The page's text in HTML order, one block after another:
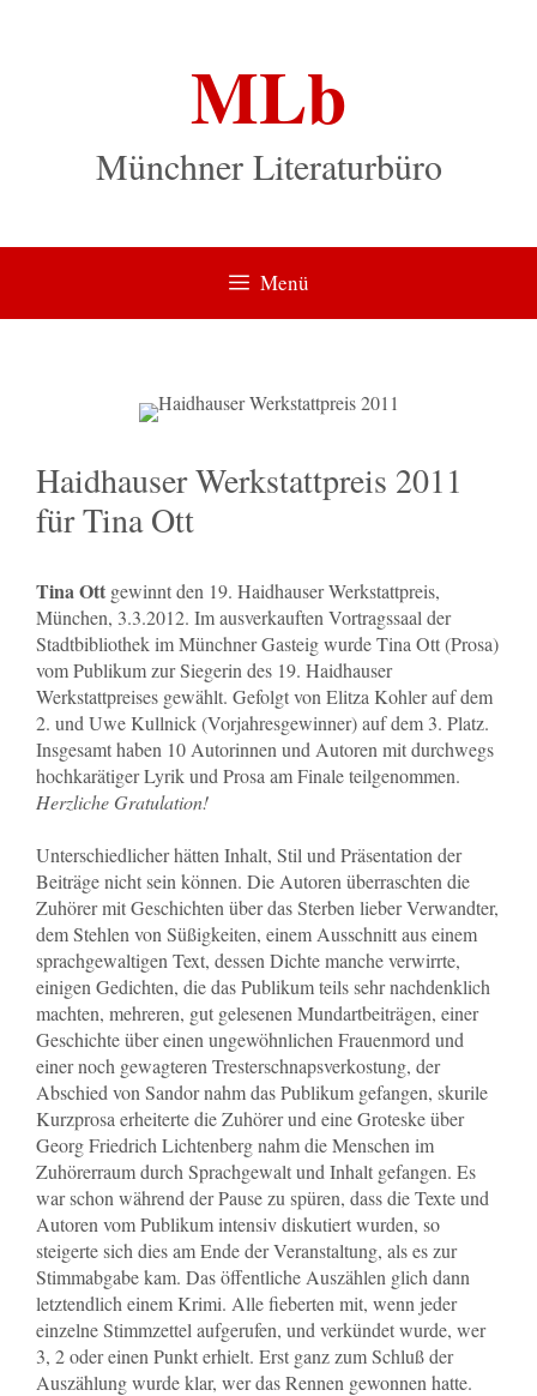
MLb
Münchner Literaturbüro
Menü
Haidhauser Werkstattpreis 2011
für Tina Ott
Tina Ott gewinnt den 19. Haidhauser Werkstattpreis,
München, 3.3.2012. Im ausverkauften Vortragssaal der
Stadtbibliothek im Münchner Gasteig wurde Tina Ott (Prosa)
vom Publikum zur Siegerin des 19. Haidhauser
Werkstattpreises gewählt. Gefolgt von Elitza Kohler auf dem
2. und Uwe Kullnick (Vorjahresgewinner) auf dem 3. Platz.
Insgesamt haben 10 Autorinnen und Autoren mit durchwegs
hochkarätiger Lyrik und Prosa am Finale teilgenommen.
Herzliche Gratulation!
Unterschiedlicher hätten Inhalt, Stil und Präsentation der
Beiträge nicht sein können. Die Autoren überraschten die
Zuhörer mit Geschichten über das Sterben lieber Verwandter,
dem Stehlen von Süßigkeiten, einem Ausschnitt aus einem
sprachgewaltigen Text, dessen Dichte manche verwirrte,
einigen Gedichten, die das Publikum teils sehr nachdenklich
machten, mehreren, gut gelesenen Mundartbeiträgen, einer
Geschichte über einen ungewöhnlichen Frauenmord und
einer noch gewagteren Tresterschnapsverkostung, der
Abschied von Sandor nahm das Publikum gefangen, skurile
Kurzprosa erheiterte die Zuhörer und eine Groteske über
Georg Friedrich Lichtenberg nahm die Menschen im
Zuhörerraum durch Sprachgewalt und Inhalt gefangen. Es
war schon während der Pause zu spüren, dass die Texte und
Autoren vom Publikum intensiv diskutiert wurden, so
steigerte sich dies am Ende der Veranstaltung, als es zur
Stimmabgabe kam. Das öffentliche Auszählen glich dann
letztendlich einem Krimi. Alle fieberten mit, wenn jeder
einzelne Stimmzettel aufgerufen, und verkündet wurde, wer
3, 2 oder einen Punkt erhielt. Erst ganz zum Schluß der
Auszählung wurde klar, wer das Rennen gewonnen hatte.